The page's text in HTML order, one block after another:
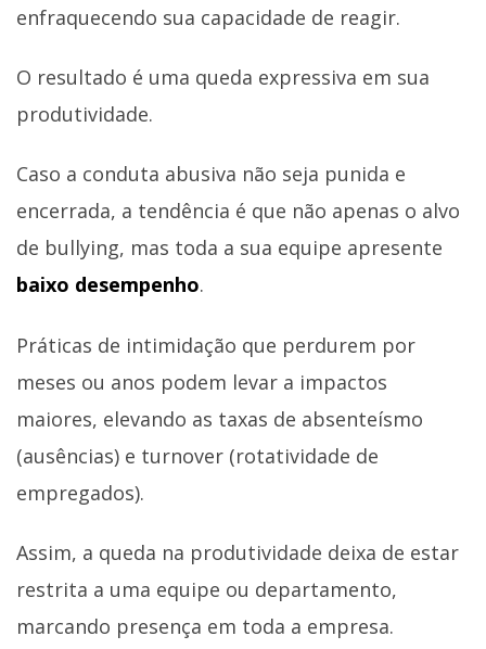
enfraquecendo sua capacidade de reagir.
O resultado é uma queda expressiva em sua
produtividade.
Caso a conduta abusiva não seja punida e
encerrada, a tendência é que não apenas o alvo
de bullying, mas toda a sua equipe apresente
baixo desempenho.
Práticas de intimidação que perdurem por
meses ou anos podem levar a impactos
maiores, elevando as taxas de absenteísmo
(ausências) e turnover (rotatividade de
empregados).
Assim, a queda na produtividade deixa de estar
restrita a uma equipe ou departamento,
marcando presença em toda a empresa.